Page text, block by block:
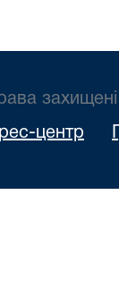
захищені
центр